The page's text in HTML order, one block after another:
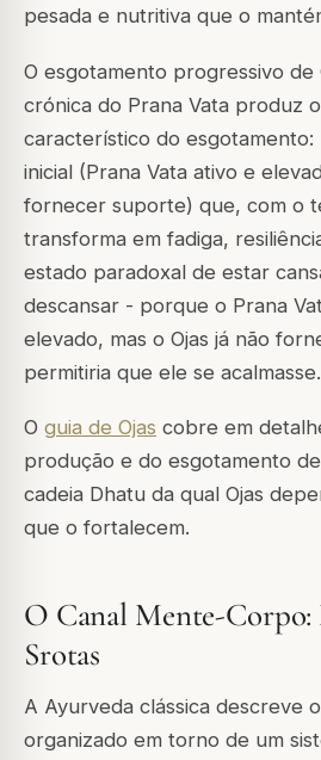
pesada e nutritiva que o
O esgotamento progressivo de
crónica do Prana Vata produz
característico do esgotamento:
inicial (Prana Vata ativo e
fornecer suporte) que, com o
transforma em fadiga,
estado paradoxal de estar
descansar - porque o Prana
elevado, mas o Ojas já não
permitiria que ele se acalmasse.
O guia de Ojas cobre em
produção e do esgotamento
cadeia Dhatu da qual Ojas
que o fortalecem.
O Canal Mente-Corpo:
Srotas
A Ayurveda clássica descreve
organizado em torno de um